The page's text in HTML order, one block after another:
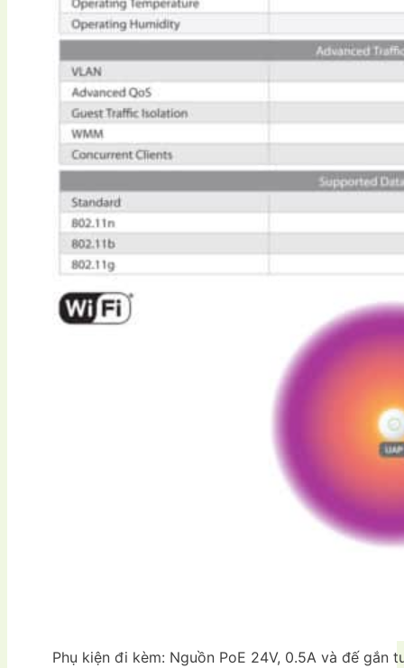
Phụ kiện đi kèm: Nguồn PoE 24V, 0.5A và đế